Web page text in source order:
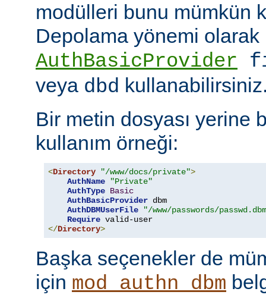
modülleri bunu mümkün
Depolama yönemi olarak
AuthBasicProvider
veya dbd
Bir metin dosyası yerine
kullanım örneği:
<Directory "/www/docs/private">
AuthName
"Private"
AuthType Basic
AuthBasicProvider dbm
AuthDBMUserFile
"/www/passwords/
Require
</Directory>
Başka seçenekler de
için mod_authn_dbm